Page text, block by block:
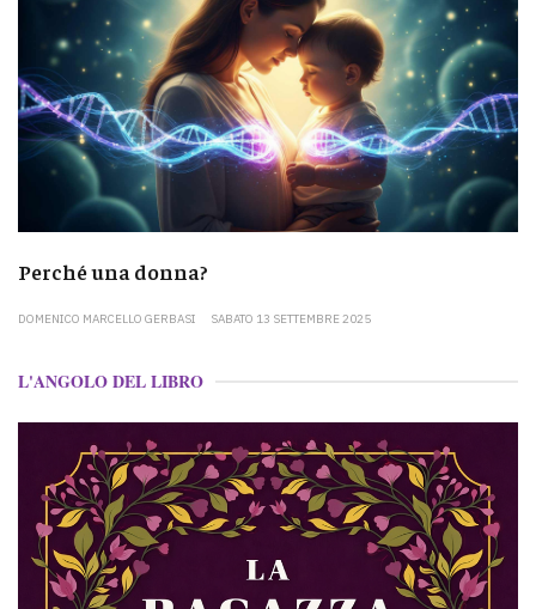
Perché una donna?
DOMENICO MARCELLO GERBASI SABATO 13 SETTEMBRE 2025
L'ANGOLO DEL LIBRO